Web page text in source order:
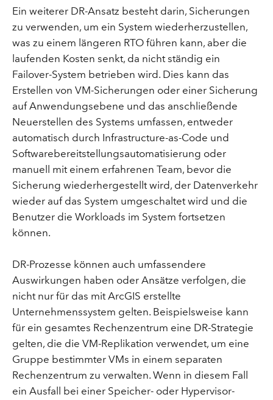
Ein weiterer DR-Ansatz besteht darin, Sicherungen
zu verwenden, um ein System wiederherzustellen,
was zu einem längeren RTO führen kann, aber die
laufenden Kosten senkt, da nicht ständig ein
Failover-System betrieben wird. Dies kann das
Erstellen von VM-Sicherungen oder einer Sicherung
auf Anwendungsebene und das anschließende
Neuerstellen des Systems umfassen, entweder
automatisch durch Infrastructure-as-Code und
Softwarebereitstellungsautomatisierung oder
manuell mit einem erfahrenen Team, bevor die
Sicherung wiederhergestellt wird, der Datenverkehr
wieder auf das System umgeschaltet wird und die
Benutzer die Workloads im System fortsetzen
können.
DR-Prozesse können auch umfassendere
Auswirkungen haben oder Ansätze verfolgen, die
nicht nur für das mit ArcGIS erstellte
Unternehmenssystem gelten. Beispielsweise kann
für ein gesamtes Rechenzentrum eine DR-Strategie
gelten, die die VM-Replikation verwendet, um eine
Gruppe bestimmter VMs in einem separaten
Rechenzentrum zu verwalten. Wenn in diesem Fall
ein Ausfall bei einer Speicher- oder Hypervisor-